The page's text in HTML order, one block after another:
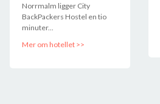
Norrmalm ligger City
BackPackers Hostel en tio
minuter...
Mer om hotellet >>